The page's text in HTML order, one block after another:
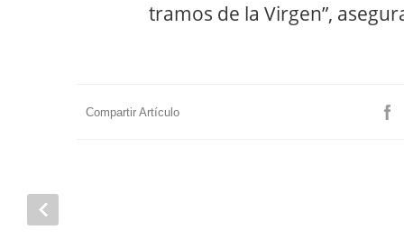
tramos de la Virgen”,
Compartir Artículo